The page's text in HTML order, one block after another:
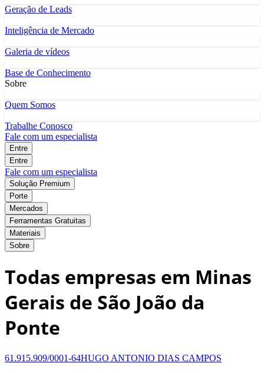
Geração de Leads
Inteligência de Mercado
Galeria de vídeos
Base de Conhecimento
Sobre
Quem Somos
Trabalhe Conosco
Fale com um especialista
Entre
Entre
Fale com um especialista
Solução Premium
Porte
Mercados
Ferramentas Gratuitas
Materiais
Sobre
Todas empresas em Minas
Gerais de São João da
Ponte
61.915.909/0001-64HUGO ANTONIO DIAS CAMPOS